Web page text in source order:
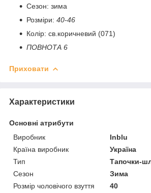
Сезон: зима
Розміри: 40-46
Колір: св.коричневий (071)
ПОВНОТА 6
Приховати
Характеристики
Основні атрибути
Виробник
Inblu
Країна виробник
Україна
Тип
Тапочки-
Сезон
Зима
Розмір чоловічого взуття
40